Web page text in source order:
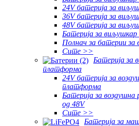
24V батерија за
36V батерија за
48V батерија за
Батерија за виљушкар
Полнач за батерии за
Сите >>
Батерија за
платформа
24V батерија за
платформа
Батерија за
од 48V
Сите >>
Батерија за